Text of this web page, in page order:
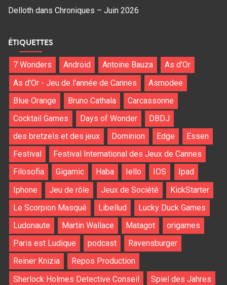
Delloth dans Chroniques – Juin 2026
ÉTIQUETTES
7 Wonders Android Antoine Bauza
As d'Or
As d'Or - Jeu de l'année de Cannes
Asmodee
Blue Orange
Bruno Cathala
Carcassonne
Cocktail Games
Days of Wonder
DBDJ
des bretzels et des jeux
Dominion Edge
Essen
Festival
Festival International des Jeux de Cannes
Filosofia
Gigamic Haba Iello IOS
Ipad
Iphone
Jeu de rôle Jeux de Société
KickStarter
Le Scorpion Masqué
Libellud
Lucky Duck Games
Ludonaute
Martin Wallace Matagot
origames
Paris est Ludique
podcast
Ravensburger
Reiner Knizia
Repos Production
Sherlock Holmes Detective Conseil
Spiel des Jahres